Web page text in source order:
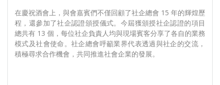
在慶祝酒會上，與會嘉賓們不僅回顧了社企總會 15 年的輝煌歷
程，還參加了社企認證頒授儀式。今屆獲頒授社企認證的項目
總共有 13 個，每位社企負責人均與現場賓客分享了各自的業務
模式及社會使命。社企總會呼籲業界代表透過與社企的交流，
積極尋求合作機會，共同推進社會企業的發展。